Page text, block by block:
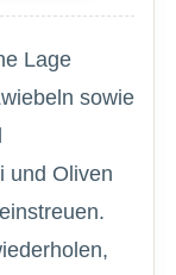
Lage
sowie
und Oliven